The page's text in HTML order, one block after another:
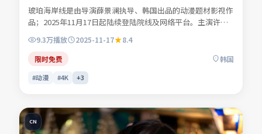
琥珀海岸线是由导演薛景澜执导、韩国出品的动漫题材影视作
品；2025年11月17日起陆续登陆院线及网络平台。主演许南
星、商时序、叶声遥、苏念白等共同诠释一段充满转折的人物
命运。人物动机层层揭开，真相并非唯一答案。适合检索「动
漫电影」「韩国影片」「2025年上映」等关键词的观众收
9.3万播放 2025-11-17
8.4
限时免费
韩国
#动漫 #4K +3
CN